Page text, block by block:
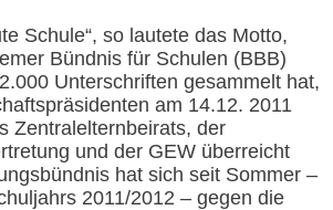
Schule“, so lautete das Motto,
Bündnis für Schulen (BBB)
Unterschriften gesammelt hat,
am 14.12. 2011
Zentralelternbeirats, der
und der GEW überreicht
hat sich seit Sommer –
2011/2012 – gegen die